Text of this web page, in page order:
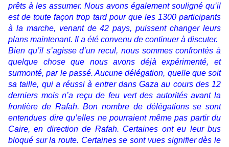
prêts à les assumer. Nous avons également souligné qu’il
est de toute façon trop tard pour que les 1300 participants
à la marche, venant de 42 pays, puissent changer leurs
plans maintenant. Il a été convenu de continuer à discuter.
Bien qu’il s’agisse d’un recul, nous sommes confrontés à
quelque chose que nous avons déjà expérimenté, et
surmonté, par le passé. Aucune délégation, quelle que soit
sa taille, qui a réussi à entrer dans Gaza au cours des 12
derniers mois n’a reçu de feu vert des autorités avant la
frontière de Rafah. Bon nombre de délégations se sont
entendues dire qu’elles ne pourraient même pas partir du
Caire, en direction de Rafah. Certaines ont eu leur bus
bloqué sur la route. Certaines se sont vues signifier dès le